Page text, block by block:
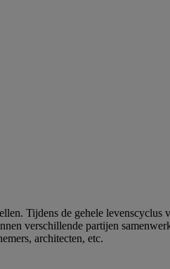
Tijdens de gehele
verschillende partijen
architecten, etc.